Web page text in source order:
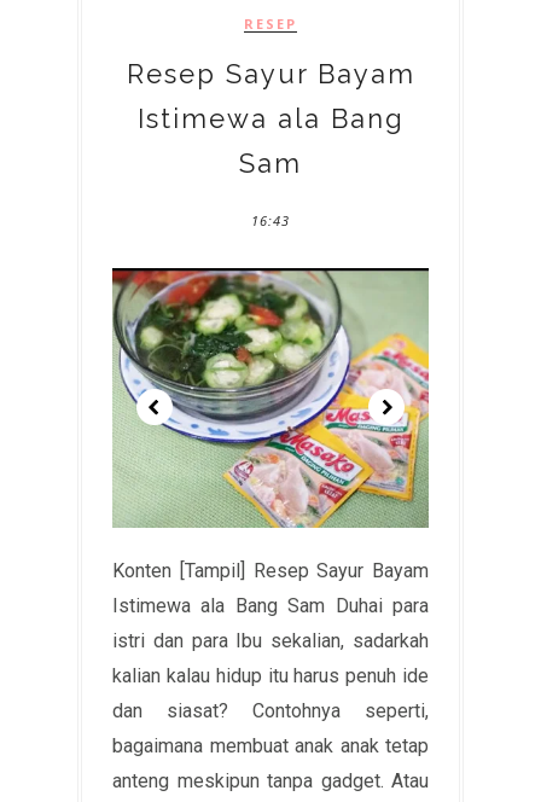
RESEP
Resep Sayur Bayam
Istimewa ala Bang
Sam
16:43
Konten [Tampil] Resep Sayur Bayam
Istimewa ala Bang Sam Duhai para
istri dan para Ibu sekalian, sadarkah
kalian kalau hidup itu harus penuh ide
dan siasat? Contohnya seperti,
bagaimana membuat anak anak tetap
anteng meskipun tanpa gadget. Atau